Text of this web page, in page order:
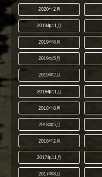
2020年2月
2019年11月
2019年8月
2019年5月
2019年2月
2018年11月
2018年8月
2018年5月
2018年2月
2017年11月
2017年8月